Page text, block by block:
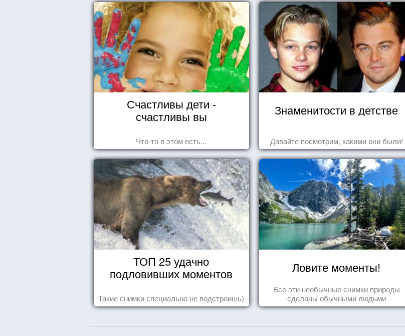
Счастливы дети -
счастливы вы
Что-то в этом есть...
Знаменитости в детстве
Давайте посмотрим, какими они были!
ТОП 25 удачно
подловивших моментов
Такие снимки специально не подстроишь)
Ловите моменты!
Все эти необычные снимки природы
сделаны обычными людьми